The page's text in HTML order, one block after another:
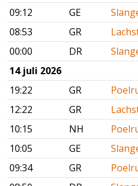
09:12
GE
08:53
GR
00:00
DR
14 juli 2026
19:22
GR
12:22
GR
10:15
NH
10:05
GE
09:34
GR